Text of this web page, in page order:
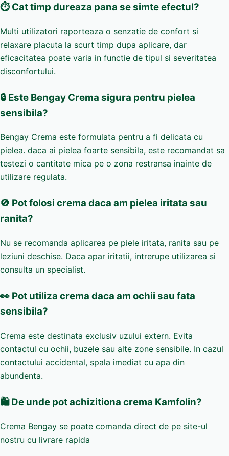
⏱️ Cat timp dureaza pana se simte efectul?
Multi utilizatori raporteaza o senzatie de confort si
relaxare placuta la scurt timp dupa aplicare, dar
eficacitatea poate varia in functie de tipul si severitatea
disconfortului.
🔒 Este Bengay Crema sigura pentru pielea
sensibila?
Bengay Crema este formulata pentru a fi delicata cu
pielea. daca ai pielea foarte sensibila, este recomandat sa
testezi o cantitate mica pe o zona restransa inainte de
utilizare regulata.
🚫 Pot folosi crema daca am pielea iritata sau
ranita?
Nu se recomanda aplicarea pe piele iritata, ranita sau pe
leziuni deschise. Daca apar iritatii, intrerupe utilizarea si
consulta un specialist.
👀 Pot utiliza crema daca am ochii sau fata
sensibila?
Crema este destinata exclusiv uzului extern. Evita
contactul cu ochii, buzele sau alte zone sensibile. In cazul
contactului accidental, spala imediat cu apa din
abundenta.
🛍️ De unde pot achizitiona crema Kamfolin?
Crema Bengay se poate comanda direct de pe site-ul
nostru cu livrare rapida